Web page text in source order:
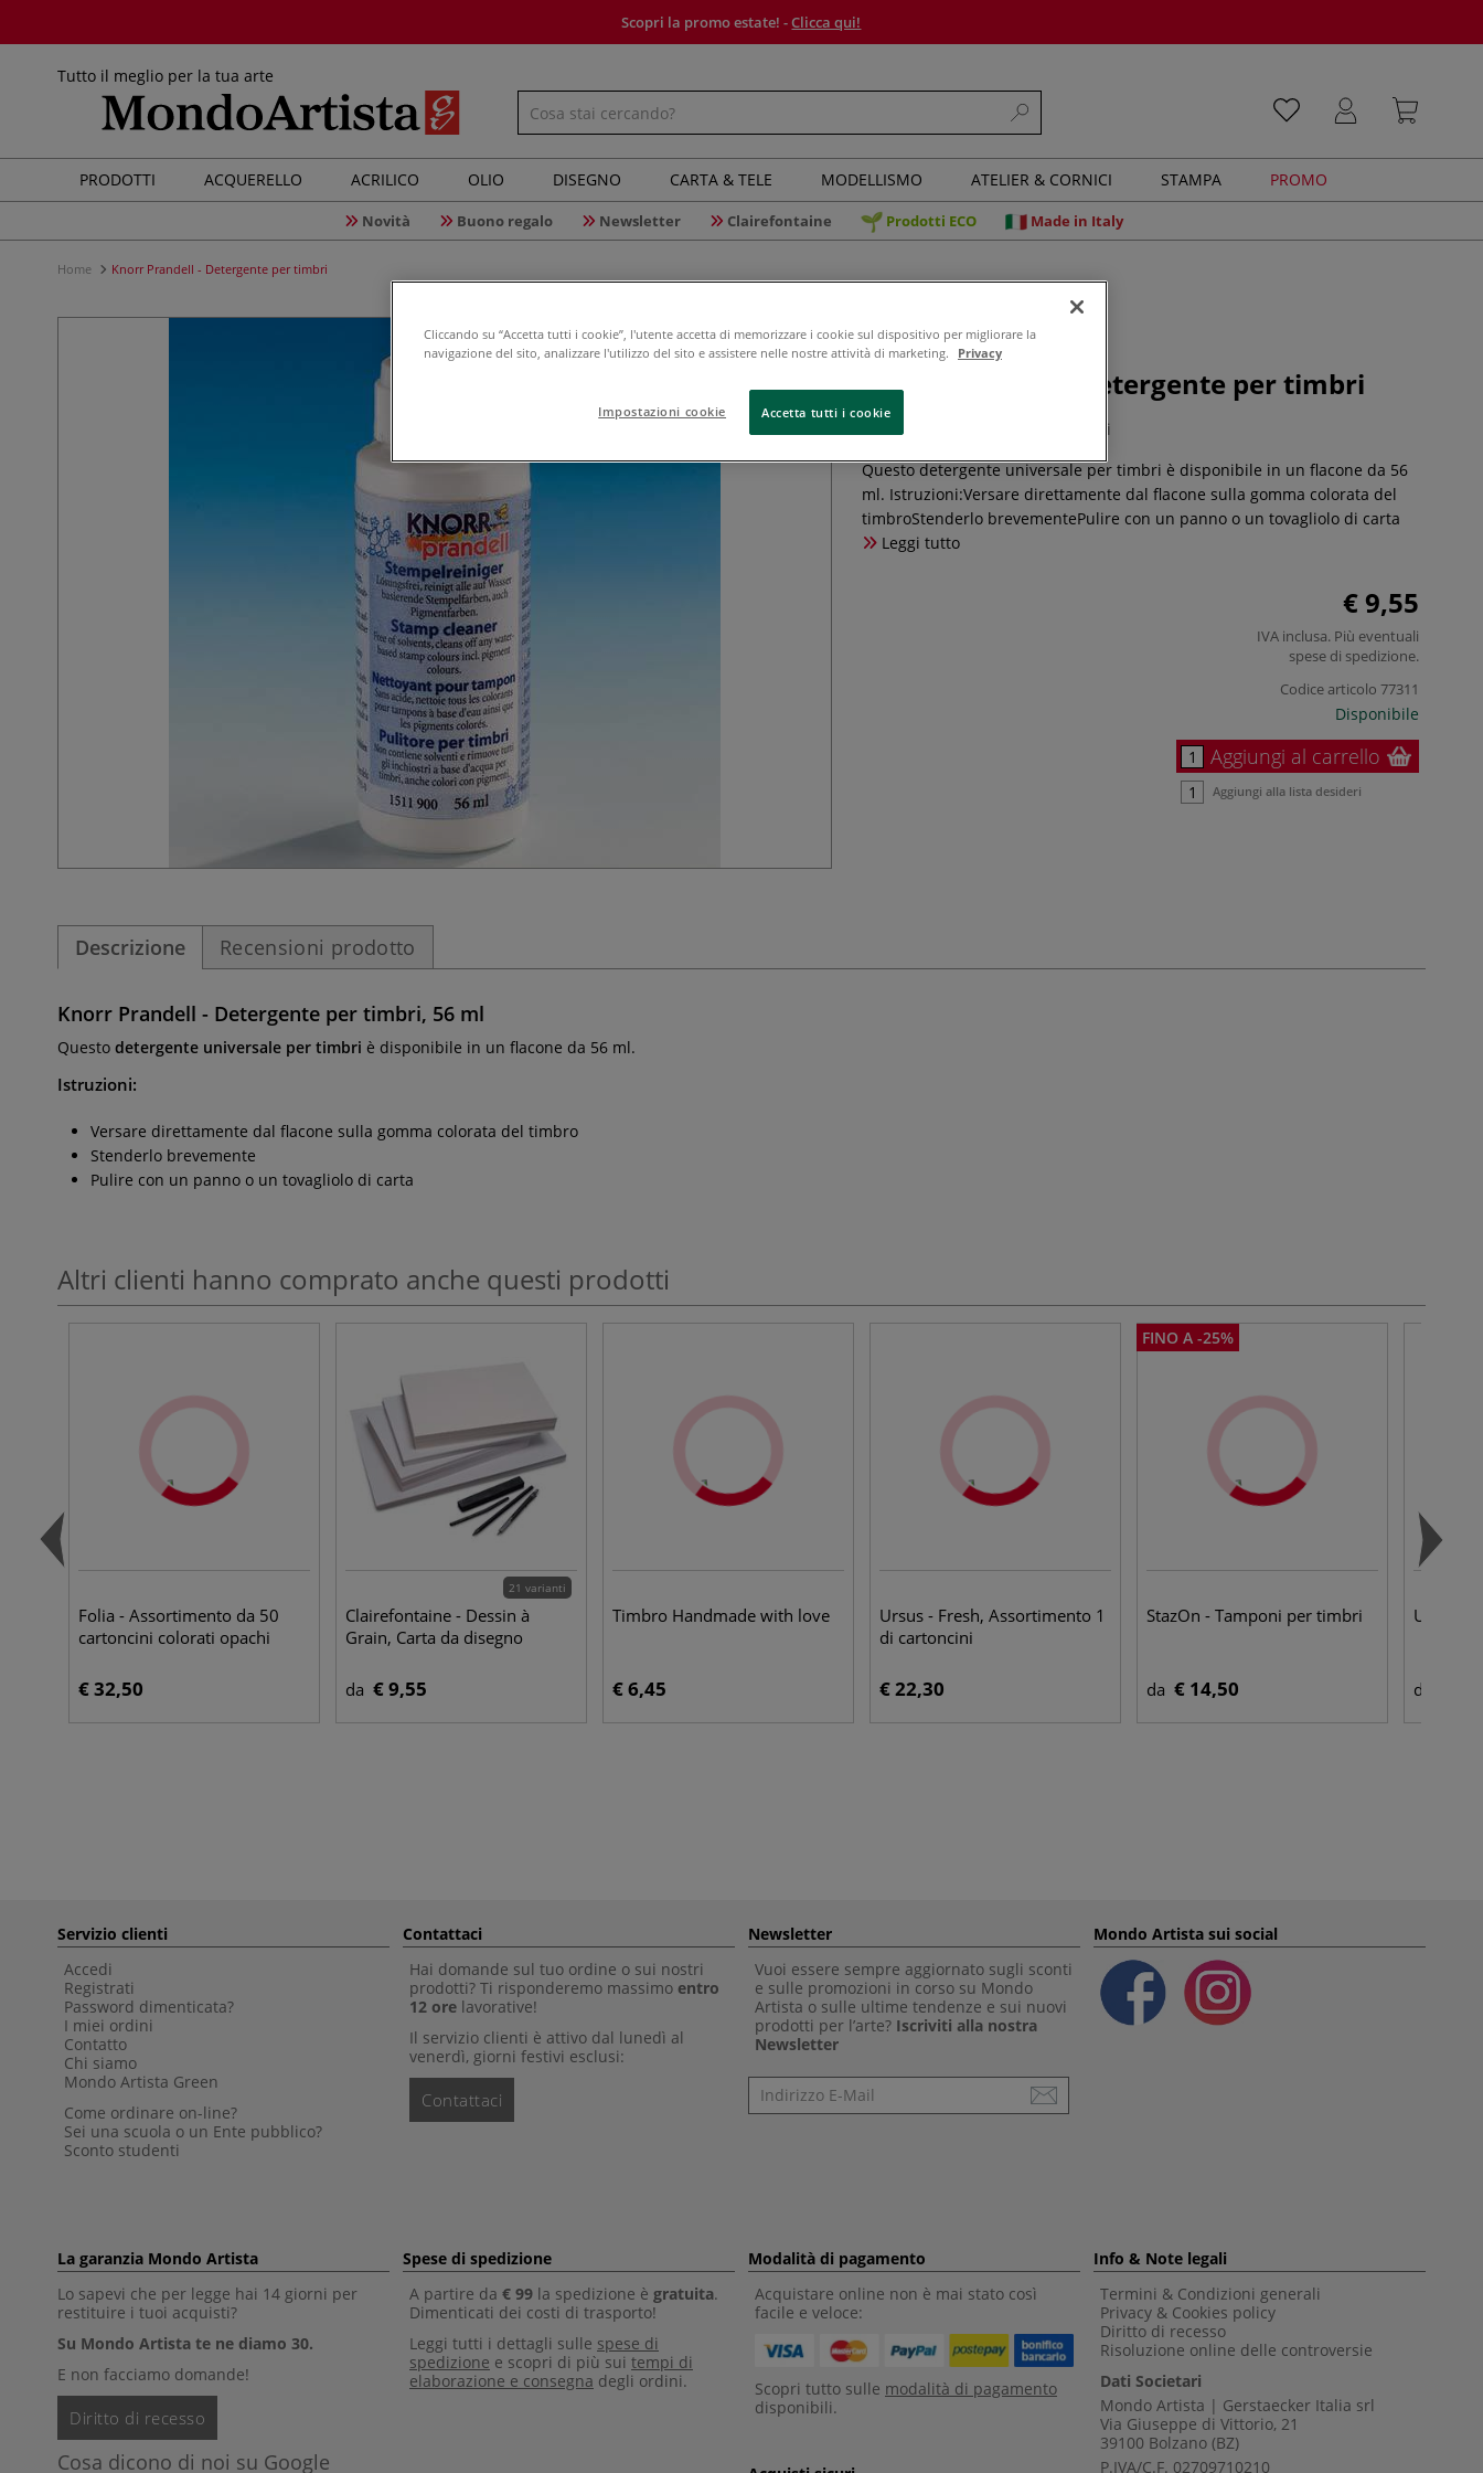
Scopri la promo estate! -Clicca qui!
Tutto il meglio per la tua arte
PRODOTTI ACQUERELLO ACRILICO OLIO DISEGNO CARTA & TELE MODELLISMO ATELIER & CORNICI STAMPA PROMO
Novità Buono regalo Newsletter Clairefontaine Prodotti ECO Made in Italy
Home Knorr Prandell - Detergente per timbri
Knorr Prandell - Detergente per timbri
0 recensioni
Questo detergente universale per timbri è disponibile in un flacone da 56
ml. Istruzioni:Versare direttamente dal flacone sulla gomma colorata del
timbroStenderlo brevementePulire con un panno o un tovagliolo di carta
Leggi tutto
€ 9,55
IVA inclusa. Più eventuali
spese di spedizione.
Codice articolo 77311
Disponibile
Aggiungi al carrello
Aggiungi alla lista desideri
Descrizione Recensioni prodotto
Knorr Prandell - Detergente per timbri, 56 ml
Questo detergente universale per timbri è disponibile in un flacone da 56 ml.
Istruzioni:
Versare direttamente dal flacone sulla gomma colorata del timbro
Stenderlo brevemente
Pulire con un panno o un tovagliolo di carta
Altri clienti hanno comprato anche questi prodotti
Folia - Assortimento da 50
cartoncini colorati opachi
€ 32,50
21 varianti
Clairefontaine - Dessin à
Grain, Carta da disegno
da € 9,55
Timbro Handmade with love
€ 6,45
Ursus - Fresh, Assortimento 1
di cartoncini
€ 22,30
FINO A -25%
StazOn - Tamponi per timbri
da € 14,50
Ursus -
da
Servizio clienti
Accedi
Registrati
Password dimenticata?
I miei ordini
Contatto
Chi siamo
Mondo Artista Green
Come ordinare on-line?
Sei una scuola o un Ente pubblico?
Sconto studenti
Contattaci
Hai domande sul tuo ordine o sui nostri
prodotti? Ti risponderemo massimo entro
12 ore lavorative!
Il servizio clienti è attivo dal lunedì al
venerdì, giorni festivi esclusi:
Contattaci
Newsletter
Vuoi essere sempre aggiornato sugli sconti
e sulle promozioni in corso su Mondo
Artista o sulle ultime tendenze e sui nuovi
prodotti per l’arte? Iscriviti alla nostra
Newsletter
Newsletter
Mondo Artista sui social
La garanzia Mondo Artista
Lo sapevi che per legge hai 14 giorni per
restituire i tuoi acquisti?
Su Mondo Artista te ne diamo 30.
E non facciamo domande!
Diritto di recesso
Cosa dicono di noi su Google
Spese di spedizione
A partire da € 99 la spedizione è gratuita.
Dimenticati dei costi di trasporto!
Leggi tutti i dettagli sulle spese di
spedizione e scopri di più sui tempi di
elaborazione e consegna degli ordini.
Modalità di pagamento
Acquistare online non è mai stato così
facile e veloce:
Scopri tutto sulle modalità di pagamento
disponibili.
Info & Note legali
Termini & Condizioni generali
Privacy & Cookies policy
Diritto di recesso
Risoluzione online delle controversie
Dati Societari
Mondo Artista | Gerstaecker Italia srl
Via Giuseppe di Vittorio, 21
39100 Bolzano (BZ)
P.IVA/C.F. 02709710210
Cliccando su “Accetta tutti i cookie”, l'utente accetta di memorizzare i cookie sul dispositivo per migliorare la
navigazione del sito, analizzare l'utilizzo del sito e assistere nelle nostre attività di marketing.
Privacy
Impostazioni cookie Accetta tutti i cookie